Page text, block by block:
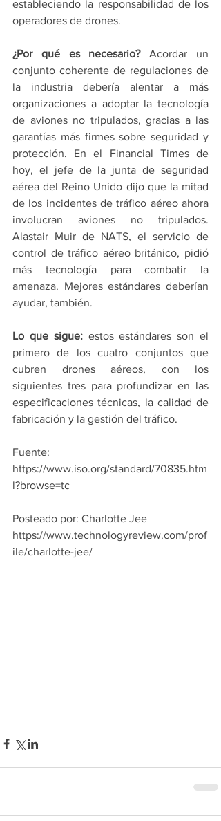
estableciendo la responsabilidad de los
operadores de drones.
¿Por qué es necesario? Acordar un
conjunto coherente de regulaciones de
la industria debería alentar a más
organizaciones a adoptar la tecnología
de aviones no tripulados, gracias a las
garantías más firmes sobre seguridad y
protección. En el Financial Times de
hoy, el jefe de la junta de seguridad
aérea del Reino Unido dijo que la mitad
de los incidentes de tráfico aéreo ahora
involucran aviones no tripulados.
Alastair Muir de NATS, el servicio de
control de tráfico aéreo británico, pidió
más tecnología para combatir la
amenaza. Mejores estándares deberían
ayudar, también.
Lo que sigue: estos estándares son el
primero de los cuatro conjuntos que
cubren drones aéreos, con los
siguientes tres para profundizar en las
especificaciones técnicas, la calidad de
fabricación y la gestión del tráfico.
Fuente:
https://www.iso.org/standard/70835.htm
l?browse=tc
Posteado por: Charlotte Jee
https://www.technologyreview.com/prof
ile/charlotte-jee/